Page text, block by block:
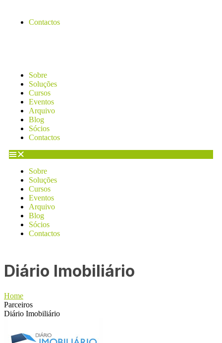
Contactos
Sobre
Soluções
Cursos
Eventos
Arquivo
Blog
Sócios
Contactos
Sobre
Soluções
Cursos
Eventos
Arquivo
Blog
Sócios
Contactos
Diário Imobiliário
Home
Parceiros
Diário Imobiliário